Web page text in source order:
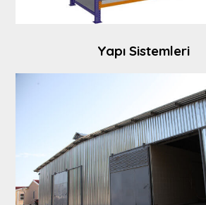
Yapı Sistemleri